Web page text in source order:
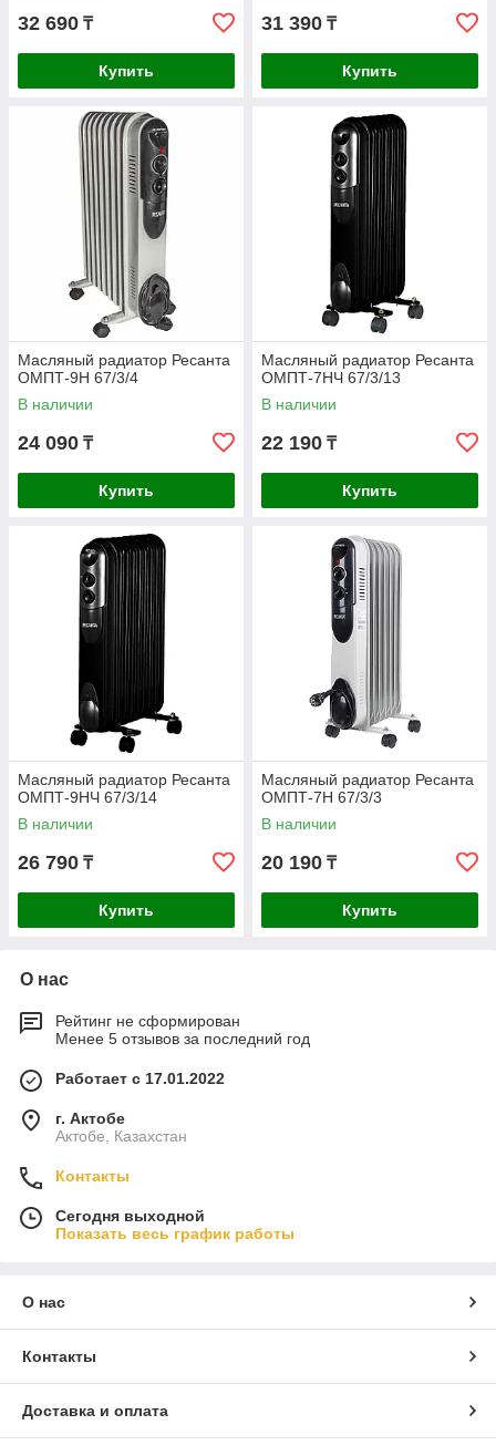
32 690 ₸
Купить
31 390 ₸
Купить
Масляный радиатор Ресанта
ОМПТ-9Н 67/3/4
В наличии
24 090 ₸
Купить
Масляный радиатор Ресанта
ОМПТ-7НЧ 67/3/13
В наличии
22 190 ₸
Купить
Масляный радиатор Ресанта
ОМПТ-9НЧ 67/3/14
В наличии
26 790 ₸
Купить
Масляный радиатор Ресанта
ОМПТ-7Н 67/3/3
В наличии
20 190 ₸
Купить
О нас
Рейтинг не сформирован
Менее 5 отзывов за последний год
Работает с 17.01.2022
г. Актобе
Актобе, Казахстан
Контакты
Сегодня выходной
Показать весь график работы
О нас
Контакты
Доставка и оплата